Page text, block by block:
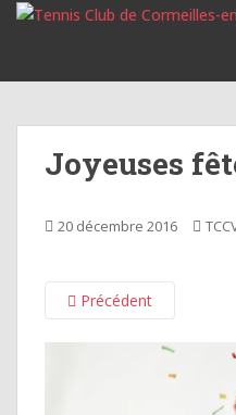
p
Joyeuses
20 décembre 2016
Précédent